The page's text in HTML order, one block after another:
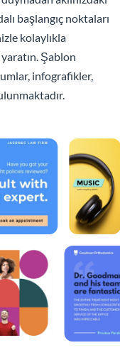
başlangıç noktaları
kolaylıkla
Şablon
infografikler,